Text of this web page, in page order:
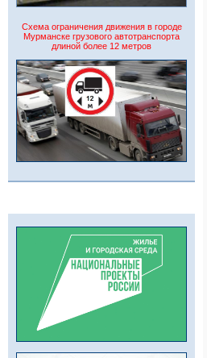
Схема ограничения движения в городе
Мурманске грузового автотранспорта
длиной более 12 метров